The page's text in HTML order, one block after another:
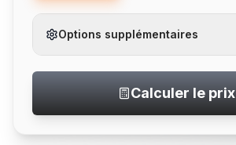
Options supplémentaires
Calculer le prix